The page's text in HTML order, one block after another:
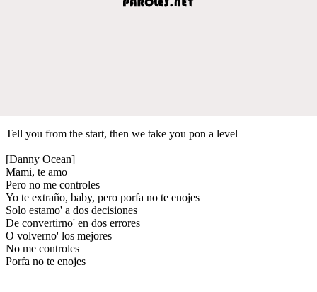
Tell you from the start, then we take you pon a level
[Danny Ocean]
Mami, te amo
Pero no me controles
Yo te extraño, baby, pero porfa no te enojes
Solo estamo' a dos decisiones
De convertirno' en dos errores
O volverno' los mejores
No me controles
Porfa no te enojes